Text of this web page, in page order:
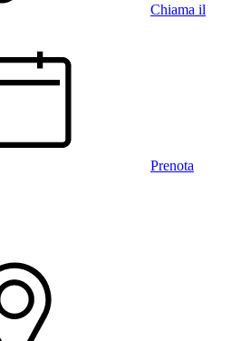
Chiama il
Prenota